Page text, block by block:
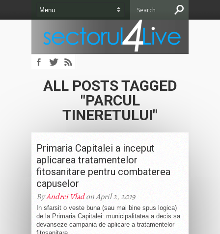
ALL POSTS TAGGED
"PARCUL
TINERETULUI"
Primaria Capitalei a inceput
aplicarea tratamentelor
fitosanitare pentru combaterea
capuselor
ByAndrei Vladon April 2, 2019
In sfarsit o veste buna (sau mai bine spus logica)
de la Primaria Capitalei: municipalitatea a decis sa
devanseze campania de aplicare a tratamentelor